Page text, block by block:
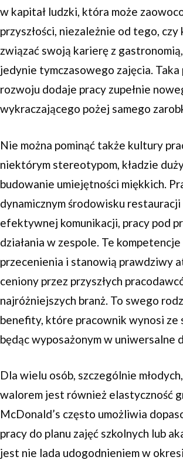
w kapitał ludzki, która może
przyszłości, niezależnie od tego, czy
związać swoją karierę z
jedynie tymczasowego zajęcia.
rozwoju dodaje pracy zupełnie
wykraczającego pożej samego
Nie można pominąć także kultury
niektórym stereotypom, kładzie
budowanie umiejętności miękkich.
dynamicznym środowisku restauracji
efektywnej komunikacji, pracy pod
działania w zespole. Te
przecenienia i stanowią prawdziwy
ceniony przez przyszłych
najróżniejszych branż. To swego
benefity, które pracownik wynosi ze
będąc wyposażonym w uniwersalne
Dla wielu osób, szczególnie
walorem jest również elastyczność
McDonald’s często umożliwia
pracy do planu zajęć szkolnych lub
jest nie lada udogodnieniem w